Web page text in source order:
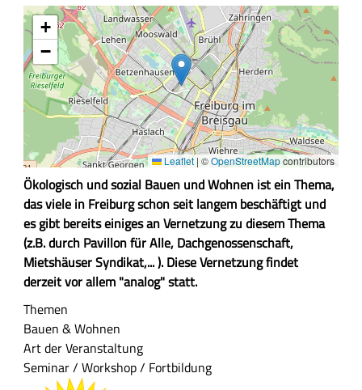
+
−
Leaflet | ©OpenStreetMapcontributors
Z
u
s
a
m
m
e
n
f
a
s
Ökologisch und sozial Bauen und Wohnen ist ein Thema,
das viele in Freiburg schon seit langem beschäftigt und
es gibt bereits einiges an Vernetzung zu diesem Thema
(z.B. durch Pavillon für Alle, Dachgenossenschaft,
Mietshäuser Syndikat,... ). Diese Vernetzung findet
derzeit vor allem "analog" statt.
Themen
Bauen & Wohnen
Art der Veranstaltung
Seminar / Workshop / Fortbildung